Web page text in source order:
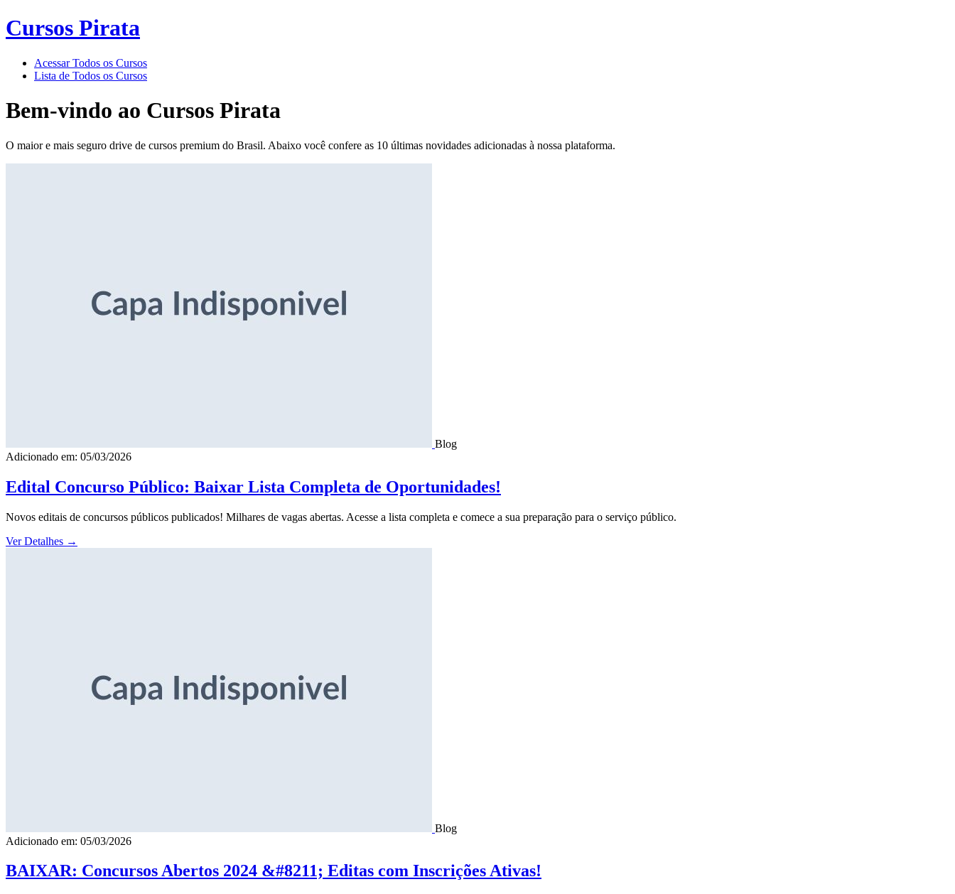
Cursos Pirata
Acessar Todos os Cursos
Lista de Todos os Cursos
Bem-vindo ao Cursos Pirata
O maior e mais seguro drive de cursos premium do Brasil. Abaixo você confere as 10 últimas novidades adicionadas à nossa plataforma.
Blog
Adicionado em: 05/03/2026
Edital Concurso Público: Baixar Lista Completa de Oportunidades!
Novos editais de concursos públicos publicados! Milhares de vagas abertas. Acesse a lista completa e comece a sua preparação para o serviço público.
Ver Detalhes →
Blog
Adicionado em: 05/03/2026
BAIXAR: Concursos Abertos 2024 &#8211; Editas com Inscrições Ativas!